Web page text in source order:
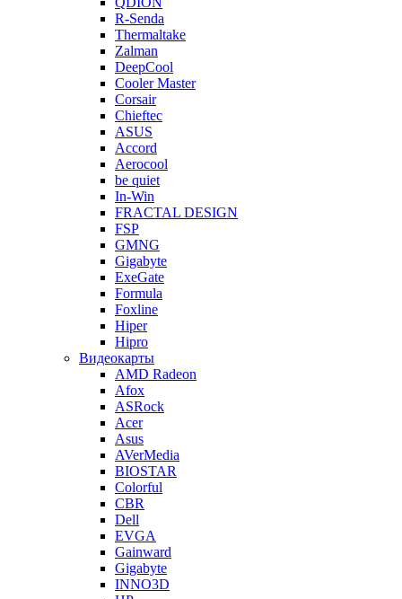
R-Senda
Thermaltake
Zalman
DeepCool
Cooler Master
Corsair
Chieftec
ASUS
Accord
Aerocool
be quiet
In-Win
FRACTAL DESIGN
FSP
GMNG
Gigabyte
ExeGate
Formula
Foxline
Hiper
Hipro
Видеокарты
AMD Radeon
Afox
ASRock
Acer
Asus
AVerMedia
BIOSTAR
Colorful
CBR
Dell
EVGA
Gainward
Gigabyte
INNO3D